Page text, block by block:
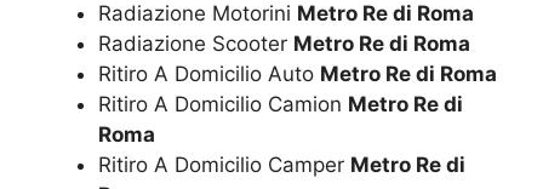
Radiazione Motorini Metro Re di Roma
Radiazione Scooter Metro Re di Roma
Ritiro A Domicilio Auto Metro Re di Roma
Ritiro A Domicilio Camion Metro Re di
Roma
Ritiro A Domicilio Camper Metro Re di